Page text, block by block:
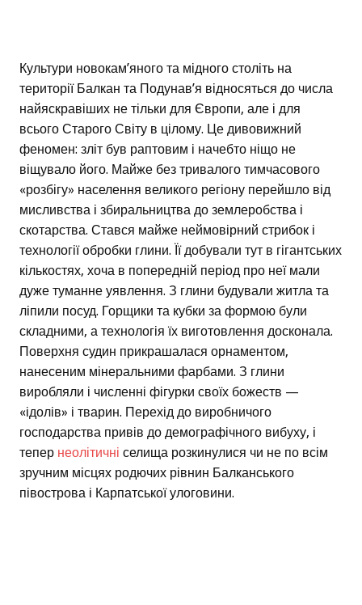
Культури новокам’яного та мідного століть на
території Балкан та Подунав’я відносяться до числа
найяскравіших не тільки для Європи, але і для
всього Старого Світу в цілому. Це дивовижний
феномен: зліт був раптовим і начебто ніщо не
віщувало його. Майже без тривалого тимчасового
«розбігу» населення великого регіону перейшло від
мисливства і збиральництва до землеробства і
скотарства. Стався майже неймовірний стрибок і
технології обробки глини. Її добували тут в гігантських
кількостях, хоча в попередній період про неї мали
дуже туманне уявлення. З глини будували житла та
ліпили посуд. Горщики та кубки за формою були
складними, а технологія їх виготовлення досконала.
Поверхня судин прикрашалася орнаментом,
нанесеним мінеральними фарбами. З глини
виробляли і численні фігурки своїх божеств —
«ідолів» і тварин. Перехід до виробничого
господарства привів до демографічного вибуху, і
тепер неолітичні селища розкинулися чи не по всім
зручним місцях родючих рівнин Балканського
півострова і Карпатської улоговини.